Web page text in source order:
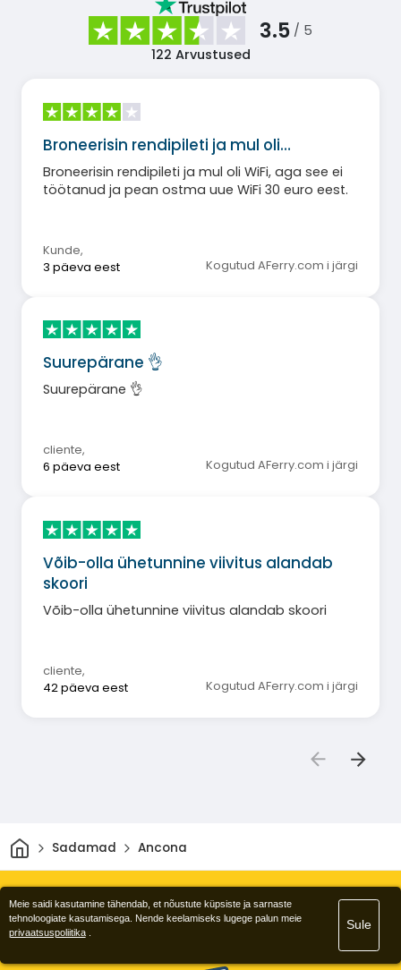
3.5 / 5
122 Arvustused
Broneerisin rendipileti ja mul oli…
Broneerisin rendipileti ja mul oli WiFi, aga see ei
töötanud ja pean ostma uue WiFi 30 euro eest.
Kunde,
3 päeva eest
Kogutud AFerry.com i järgi
Suurepärane 👌
Suurepärane 👌
cliente,
6 päeva eest
Kogutud AFerry.com i järgi
Võib-olla ühetunnine viivitus alandab
skoori
Võib-olla ühetunnine viivitus alandab skoori
cliente,
42 päeva eest
Kogutud AFerry.com i järgi
Avaleht
Sadamad Ancona
Meie saidi kasutamine tähendab, et nõustute küpsiste ja sarnaste
tehnoloogiate kasutamisega. Nende keelamiseks lugege palun meie
privaatsuspoliitika.
Sule